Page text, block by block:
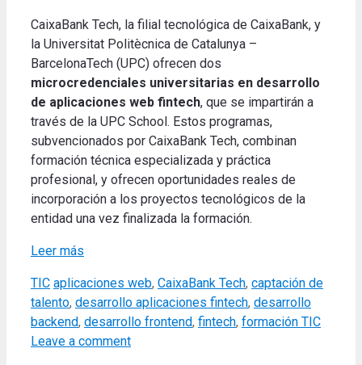
CaixaBank Tech, la filial tecnológica de CaixaBank, y
la Universitat Politècnica de Catalunya –
BarcelonaTech (UPC) ofrecen dos
microcredenciales universitarias en desarrollo
de aplicaciones web fintech, que se impartirán a
través de la UPC School. Estos programas,
subvencionados por CaixaBank Tech, combinan
formación técnica especializada y práctica
profesional, y ofrecen oportunidades reales de
incorporación a los proyectos tecnológicos de la
entidad una vez finalizada la formación.
Leer más
Categories
TIC Tags
aplicaciones web, CaixaBank Tech, captación de
talento, desarrollo aplicaciones fintech, desarrollo
backend, desarrollo frontend, fintech, formación TIC
Leave a comment